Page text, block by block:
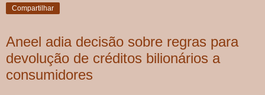
Compartilhar
Aneel adia decisão sobre regras para
devolução de créditos bilionários a
consumidores